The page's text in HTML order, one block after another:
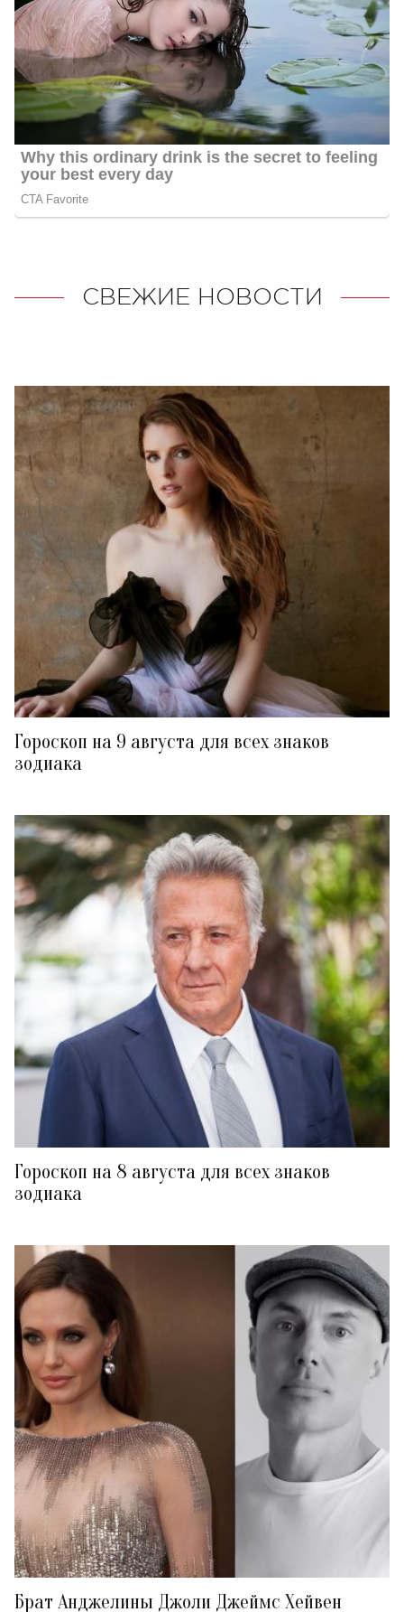
СВЕЖИЕ НОВОСТИ
Гороскоп на 9 августа для всех знаков
зодиака
Гороскоп на 8 августа для всех знаков
зодиака
Брат Анджелины Джоли Джеймс Хейвен